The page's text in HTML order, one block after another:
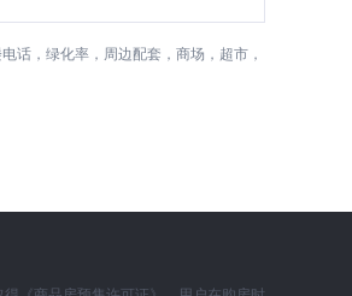
话，绿化率，周边配套，商场，超市，